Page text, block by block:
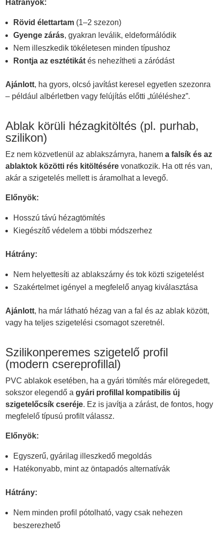
Hátrányok:
Rövid élettartam (1–2 szezon)
Gyenge zárás, gyakran leválik, eldeformálódik
Nem illeszkedik tökéletesen minden típushoz
Rontja az esztétikát és nehezítheti a záródást
Ajánlott, ha gyors, olcsó javítást keresel egyetlen szezonra
– például albérletben vagy felújítás előtti „túléléshez”.
Ablak körüli hézagkitöltés (pl. purhab,
szilikon)
Ez nem közvetlenül az ablakszárnyra, hanema falsík és az
ablaktok közötti rés kitöltésére vonatkozik. Ha ott rés van,
akár a szigetelés mellett is áramolhat a levegő.
Előnyök:
Hosszú távú hézagtömítés
Kiegészítő védelem a többi módszerhez
Hátrány:
Nem helyettesíti az ablakszárny és tok közti szigetelést
Szakértelmet igényel a megfelelő anyag kiválasztása
Ajánlott, ha már látható hézag van a fal és az ablak között,
vagy ha teljes szigetelési csomagot szeretnél.
Szilikonperemes szigetelő profil
(modern csereprofillal)
PVC ablakok esetében, ha a gyári tömítés már elöregedett,
sokszor elegendő agyári profillal kompatibilis új
szigetelőcsík cseréje. Ez is javítja a zárást, de fontos, hogy
megfelelő típusú profilt válassz.
Előnyök:
Egyszerű, gyárilag illeszkedő megoldás
Hatékonyabb, mint az öntapadós alternatívák
Hátrány:
Nem minden profil pótolható, vagy csak nehezen
beszerezhető